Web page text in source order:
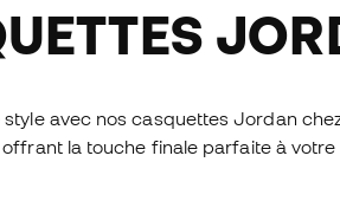
avec nos casquettes Jordan
la touche finale parfaite à